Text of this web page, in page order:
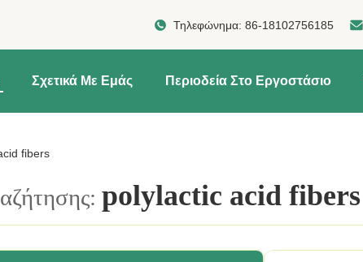
Τηλεφώνημα: 86-18102756185
Σχετικά Με Εμάς Περιοδεία Στο Εργοστάσιο
fibers
polylactic acid fibers